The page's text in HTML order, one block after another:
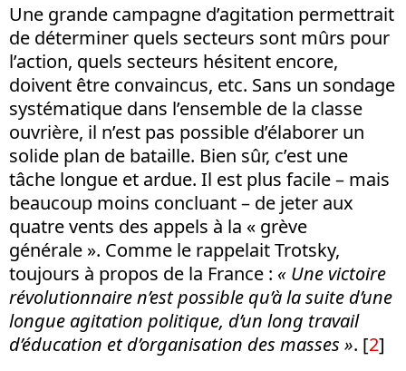
Une grande campagne d’agitation permettrait
de déterminer quels secteurs sont mûrs pour
l’action, quels secteurs hésitent encore,
doivent être convaincus, etc. Sans un sondage
systématique dans l’ensemble de la classe
ouvrière, il n’est pas possible d’élaborer un
solide plan de bataille. Bien sûr, c’est une
tâche longue et ardue. Il est plus facile – mais
beaucoup moins concluant – de jeter aux
quatre vents des appels à la « grève
générale ». Comme le rappelait Trotsky,
toujours à propos de la France : « Une victoire
révolutionnaire n’est possible qu’à la suite d’une
longue agitation politique, d’un long travail
d’éducation et d’organisation des masses ». [2]